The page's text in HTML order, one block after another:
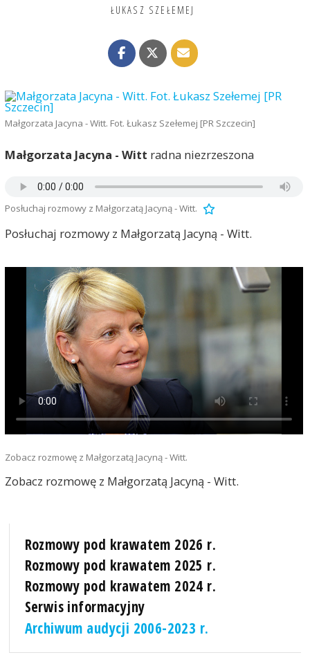
ŁUKASZ SZEŁEMEJ
Małgorzata Jacyna - Witt. Fot. Łukasz Szełemej [PR Szczecin]
Małgorzata Jacyna - Witt radna niezrzeszona
Posłuchaj rozmowy z Małgorzatą Jacyną - Witt.
Posłuchaj rozmowy z Małgorzatą Jacyną - Witt.
Zobacz rozmowę z Małgorzatą Jacyną - Witt.
Zobacz rozmowę z Małgorzatą Jacyną - Witt.
Rozmowy pod krawatem 2026 r.
Rozmowy pod krawatem 2025 r.
Rozmowy pod krawatem 2024 r.
Serwis informacyjny
Archiwum audycji 2006-2023 r.